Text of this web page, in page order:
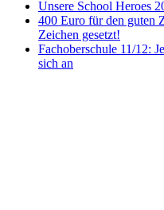
Unsere School Heroes
400 Euro für den guten
Zeichen gesetzt!
Fachoberschule 11/12:
sich an